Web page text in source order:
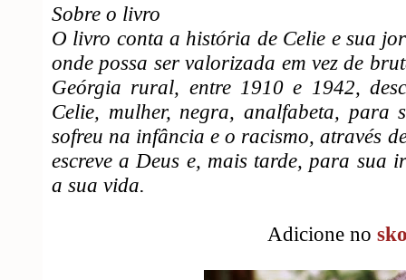
Sobre o livro
O livro conta a história de Celie e sua
onde possa ser valorizada em vez de
Geórgia rural, entre 1910 e 1942,
Celie, mulher, negra, analfabeta, para
sofreu na infância e o racismo, através
escreve a Deus e, mais tarde, para sua
a sua vida.
Adicione no